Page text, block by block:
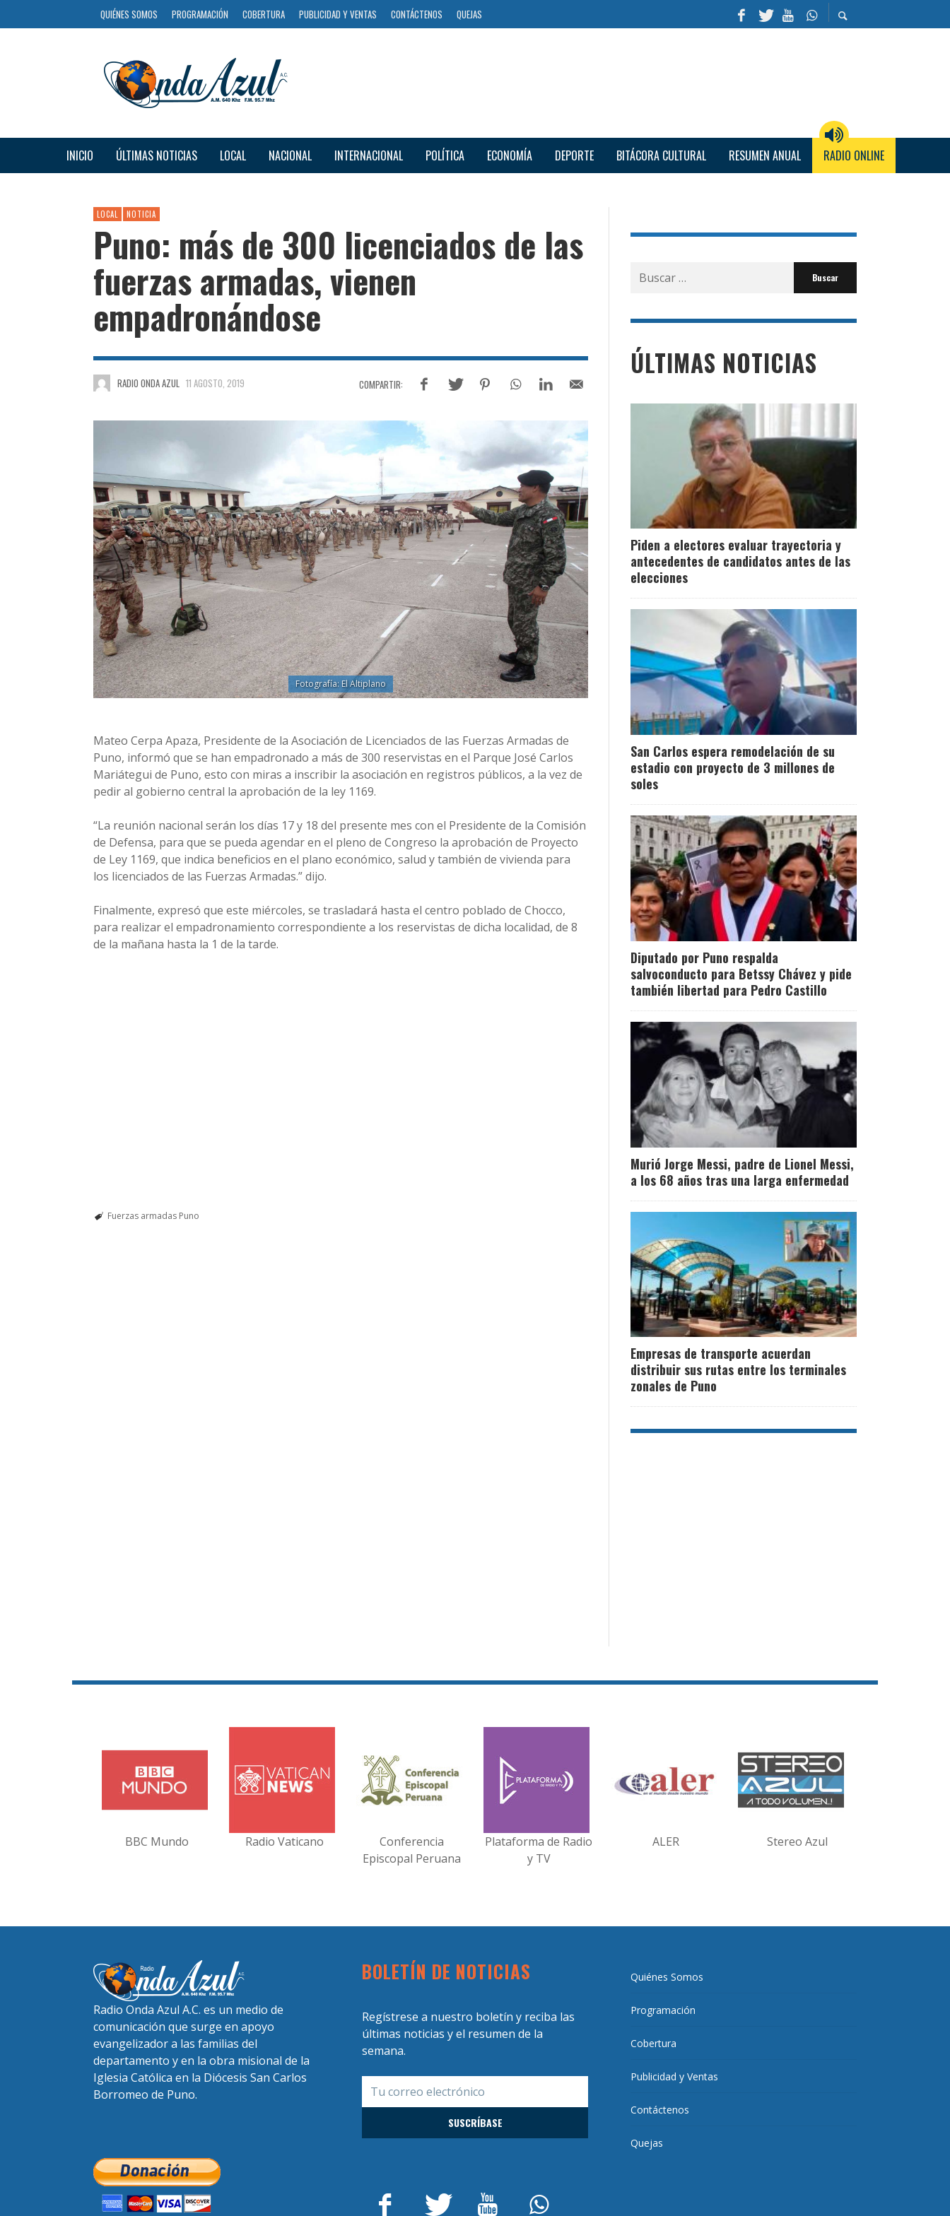
QUIÉNES SOMOS PROGRAMACIÓN COBERTURA PUBLICIDAD Y VENTAS CONTÁCTENOS QUEJAS
INICIO ÚLTIMAS NOTICIAS LOCAL NACIONAL INTERNACIONAL POLÍTICA ECONOMÍA DEPORTE BITÁCORA CULTURAL RESUMEN ANUAL RADIO ONLINE
LOCAL NOTICIA
Puno: más de 300 licenciados de las
fuerzas armadas, vienen
empadronándose
RADIO ONDA AZUL 11 AGOSTO, 2019
Fotografía: El Altiplano
Mateo Cerpa Apaza, Presidente de la Asociación de Licenciados de las Fuerzas Armadas de
Puno, informó que se han empadronado a más de 300 reservistas en el Parque José Carlos
Mariátegui de Puno, esto con miras a inscribir la asociación en registros públicos, a la vez de
pedir al gobierno central la aprobación de la ley 1169.
“La reunión nacional serán los días 17 y 18 del presente mes con el Presidente de la Comisión
de Defensa, para que se pueda agendar en el pleno de Congreso la aprobación de Proyecto
de Ley 1169, que indica beneficios en el plano económico, salud y también de vivienda para
los licenciados de las Fuerzas Armadas.” dijo.
Finalmente, expresó que este miércoles, se trasladará hasta el centro poblado de Chocco,
para realizar el empadronamiento correspondiente a los reservistas de dicha localidad, de 8
de la mañana hasta la 1 de la tarde.
Fuerzas armadas Puno
Buscar
por:
ÚLTIMAS NOTICIAS
Piden a electores evaluar trayectoria y
antecedentes de candidatos antes de las
elecciones
San Carlos espera remodelación de su
estadio con proyecto de 3 millones de
soles
Diputado por Puno respalda
salvoconducto para Betssy Chávez y pide
también libertad para Pedro Castillo
Murió Jorge Messi, padre de Lionel Messi,
a los 68 años tras una larga enfermedad
Empresas de transporte acuerdan
distribuir sus rutas entre los terminales
zonales de Puno
BBC Mundo Radio Vaticano
Conferencia
Episcopal Peruana
Plataforma de Radio
y TV
ALER Stereo Azul
Radio Onda Azul A.C. es un medio de
comunicación que surge en apoyo
evangelizador a las familias del
departamento y en la obra misional de la
Iglesia Católica en la Diócesis San Carlos
Borromeo de Puno.
BOLETÍN DE NOTICIAS
Regístrese a nuestro boletín y reciba las
últimas noticias y el resumen de la
semana.
Quiénes Somos
Programación
Cobertura
Publicidad y Ventas
Contáctenos
Quejas